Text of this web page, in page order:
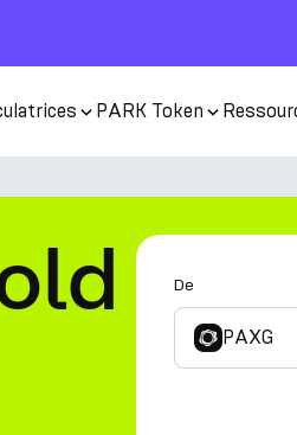
PARK Token
De
PAXG